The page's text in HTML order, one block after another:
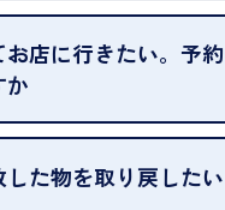
物は、場合によってはお
。ご了承ください。
お店に行きたい。予
か
せんが、現在はご来店の
した物を取り戻したい